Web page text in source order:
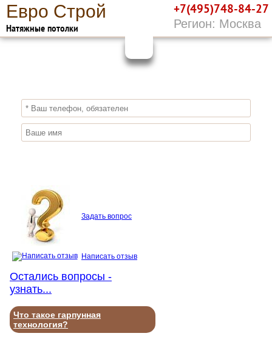
Евро Строй
Натяжные потолки
+7(495)748-84-27
Регион: Москва
ПОЛУЧИ СКИДКУ10%
Задать вопрос
Написать отзыв
Остались вопросы -
узнать...
Что такое гарпунная
технология?